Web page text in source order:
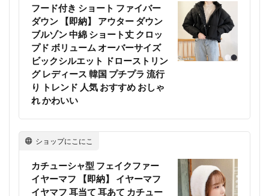
フード付き ショート ファイバー
ダウン 【即納】 アウター ダウン
ブルゾン 中綿 ショート丈 クロッ
プド ボリューム オーバーサイズ
ビックシルエット ドローストリン
グ レディース 韓国 プチプラ 流行
り トレンド 人気 おすすめ おしゃ
れ かわいい
ショップにこにこ
カチューシャ型 フェイクファー
イヤーマフ 【即納】 イヤーマフ
イヤマフ 耳当て 耳あて カチュー